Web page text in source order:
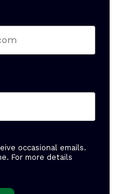
occasional emails.
For more details